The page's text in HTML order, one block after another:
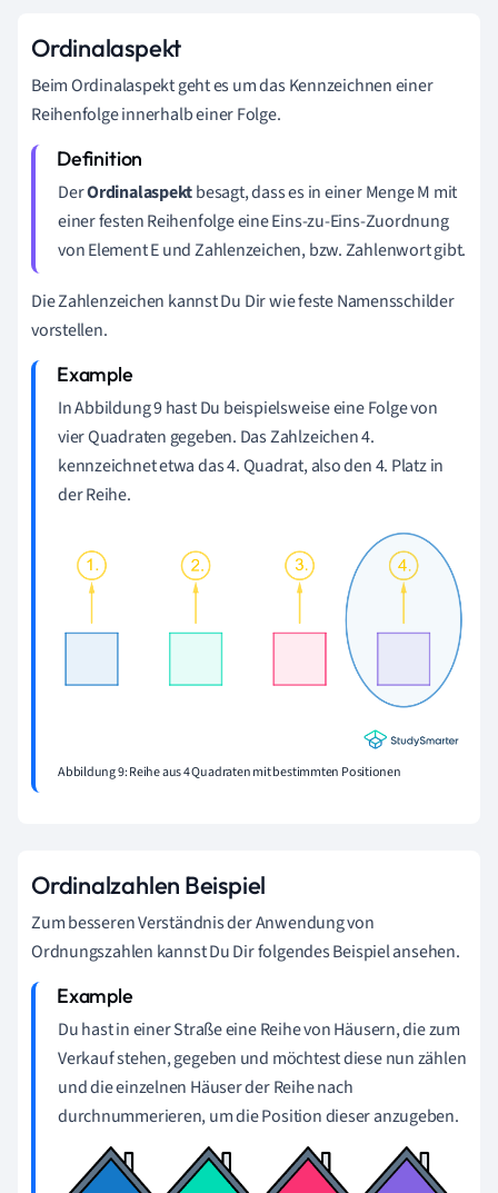
Ordinalaspekt
Beim Ordinalaspekt geht es um das Kennzeichnen einer
Reihenfolge innerhalb einer Folge.
DerOrdinalaspektbesagt, dass es in einer Menge M mit
einer festen Reihenfolgeeine Eins-zu-Eins-Zuordnung
von Element E und Zahlenzeichen, bzw. Zahlenwort gibt.
Die Zahlenzeichen kannst Du Dir wie feste Namensschilder
vorstellen.
In Abbildung 9 hast Du beispielsweise eine Folge von
vier Quadraten gegeben. Das Zahlzeichen 4.
kennzeichnet etwa das 4.Quadrat, also den 4. Platz in
der Reihe.
Abbildung 9: Reihe aus 4 Quadraten mit bestimmten Positionen
Ordinalzahlen Beispiel
Zum besseren Verständnis der Anwendung von
Ordnungszahlen kannst Du Dir folgendes Beispiel ansehen.
Du hast in einer Straße eine Reihe von Häusern, die zum
Verkauf stehen, gegeben und möchtest diese nun zählen
und die einzelnen Häuser der Reihe nach
durchnummerieren, um die Position dieser anzugeben.